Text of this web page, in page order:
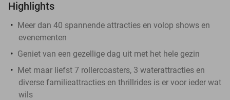
Highlights
Meer dan 40 spannende attracties en volop shows en
evenementen
Geniet van een gezellige dag uit met het hele gezin
Met maar liefst 7 rollercoasters, 3 waterattracties en
diverse familieattracties en thrillrides is er voor ieder wat
wils